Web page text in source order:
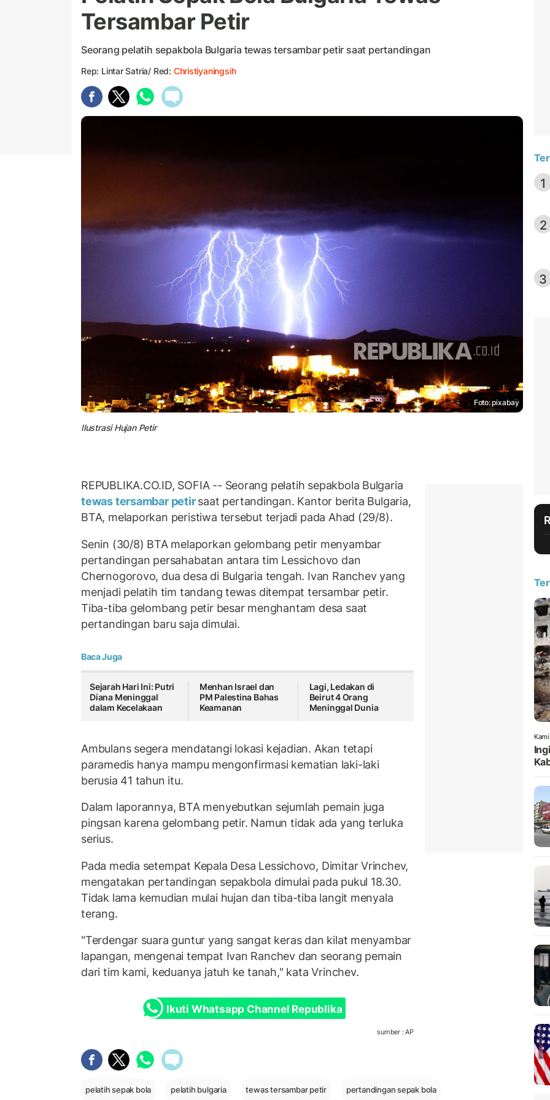
Tersambar Petir
Seorang pelatih sepakbola Bulgaria tewas tersambar petir saat pertandingan
Rep: Lintar Satria/ Red: Christiyaningsih
Foto: pixabay
Ilustrasi Hujan Petir
REPUBLIKA.CO.ID, SOFIA -- Seorang pelatih sepakbola Bulgaria
tewas tersambar petirsaat pertandingan. Kantor berita Bulgaria,
BTA, melaporkan peristiwa tersebut terjadi pada Ahad (29/8).
Senin (30/8) BTA melaporkan gelombang petir menyambar
pertandingan persahabatan antara tim Lessichovo dan
Chernogorovo, dua desa di Bulgaria tengah. Ivan Ranchev yang
menjadi pelatih tim tandang tewas ditempat tersambar petir.
Tiba-tiba gelombang petir besar menghantam desa saat
pertandingan baru saja dimulai.
Baca Juga
Sejarah Hari Ini: Putri
Diana Meninggal
dalam Kecelakaan
Menhan Israel dan
PM Palestina Bahas
Keamanan
Lagi, Ledakan di
Beirut 4 Orang
Meninggal Dunia
Ambulans segera mendatangi lokasi kejadian. Akan tetapi
paramedis hanya mampu mengonfirmasi kematian laki-laki
berusia 41 tahun itu.
Dalam laporannya, BTA menyebutkan sejumlah pemain juga
pingsan karena gelombang petir. Namun tidak ada yang terluka
serius.
Pada media setempat Kepala Desa Lessichovo, Dimitar Vrinchev,
mengatakan pertandingan sepakbola dimulai pada pukul 18.30.
Tidak lama kemudian mulai hujan dan tiba-tiba langit menyala
terang.
"Terdengar suara guntur yang sangat keras dan kilat menyambar
lapangan, mengenai tempat Ivan Ranchev dan seorang pemain
dari tim kami, keduanya jatuh ke tanah," kata Vrinchev.
Ikuti Whatsapp Channel Republika
sumber : AP
pelatih sepak bola pelatih bulgaria tewas tersambar petir pertandingan sepak bola
1
2
3